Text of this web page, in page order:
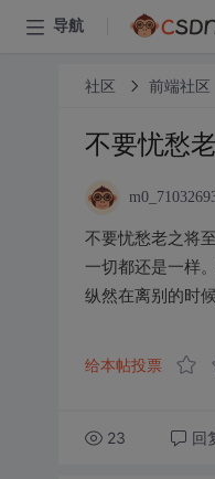
导航
社区 前端社区
不要忧愁
不要忧愁老之将
一切都还是一样
纵然在离别的时
给本帖投票
23 回